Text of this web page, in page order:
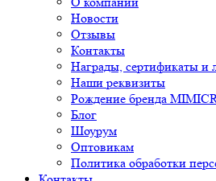
Новости
Отзывы
Контакты
Награды, сертификаты и
Наши реквизиты
Рождение бренда
Блог
Шоурум
Оптовикам
Политика обработки